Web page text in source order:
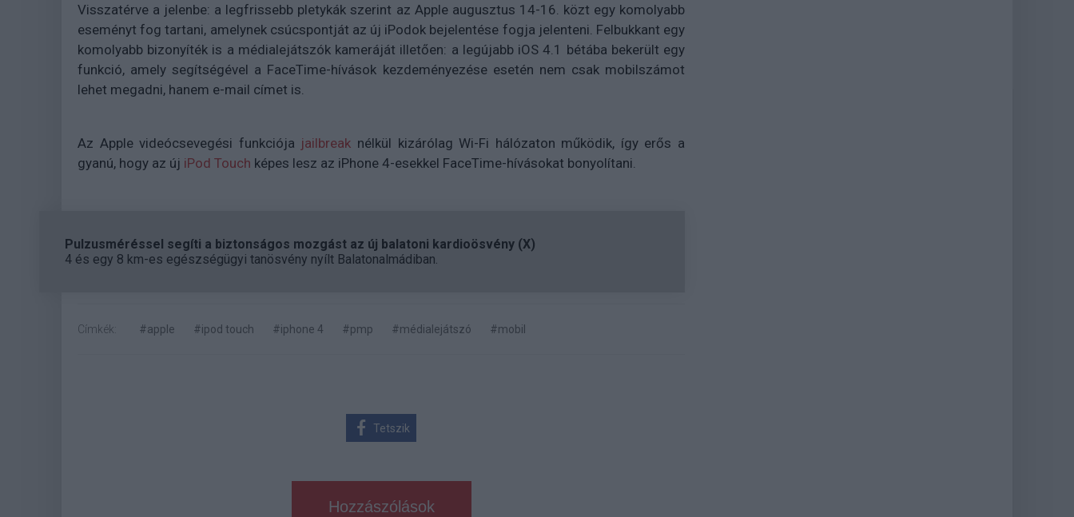
Visszatérve a jelenbe: a legfrissebb pletykák szerint az Apple augusztus 14-16. közt egy komolyabb
eseményt fog tartani, amelynek csúcspontját az új iPodok bejelentése fogja jelenteni. Felbukkant egy
komolyabb bizonyíték is a médialejátszók kameráját illetően: a legújabb iOS 4.1 bétába bekerült egy
funkció, amely segítségével a FaceTime-hívások kezdeményezése esetén nem csak mobilszámot
lehet megadni, hanem e-mail címet is.
Az Apple videócsevegési funkciója jailbreak nélkül kizárólag Wi-Fi hálózaton működik, így erős a
gyanú, hogy az új iPod Touch képes lesz az iPhone 4-esekkel FaceTime-hívásokat bonyolítani.
Pulzusméréssel segíti a biztonságos mozgást az új balatoni kardioösvény (X)
4 és egy 8 km-es egészségügyi tanösvény nyílt Balatonalmádiban.
Címkék: #apple #ipod touch #iphone 4 #pmp #médialejátszó #mobil
Tetszik
Hozzászólások